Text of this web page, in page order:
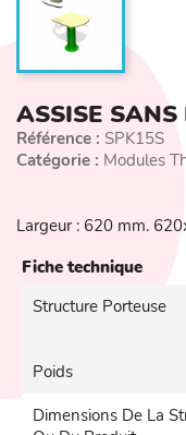
ASSISE SANS
Référence : SPK15S
Catégorie : Modules
Largeur : 620 mm.
Fiche technique
Structure Porteuse
Poids
Dimensions De La